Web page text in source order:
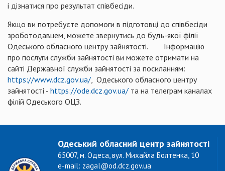
і дізнатися про результат співбесіди.
Якщо ви потребуєте допомоги в підготовці до співбесіди
зроботодавцем, можете звернутись до будь-якої філії
Одеського обласного центру зайнятості. Інформацію
про послуги служби зайнятості ви можете отримати на
сайті Державної служби зайнятості за посиланням:
https://www.dcz.gov.ua/, Одеського обласного центру
зайнятості - https://ode.dcz.gov.ua/ та на телеграм каналах
філій Одеського ОЦЗ.
Одеський обласний центр зайнятості
65007, м. Одеса, вул. Михайла Болтенка, 10
e-mail: zagal@od.dcz.gov.ua